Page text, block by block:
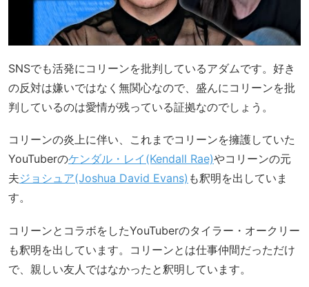
SNSでも活発にコリーンを批判しているアダムです。好き
の反対は嫌いではなく無関心なので、盛んにコリーンを批
判しているのは愛情が残っている証拠なのでしょう。
コリーンの炎上に伴い、これまでコリーンを擁護していた
YouTuberのケンダル・レイ(Kendall Rae)やコリーンの元
夫ジョシュア(Joshua David Evans) も釈明を出していま
す。
コリーンとコラボをしたYouTuberのタイラー・オークリー
も釈明を出しています。コリーンとは仕事仲間だっただけ
で、親しい友人ではなかったと釈明しています。